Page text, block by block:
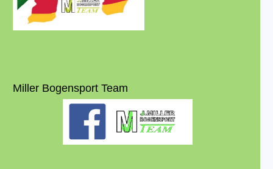
Miller Bogensport Team